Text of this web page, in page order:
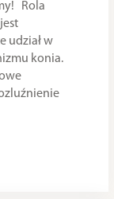
Rola
udział w
konia.